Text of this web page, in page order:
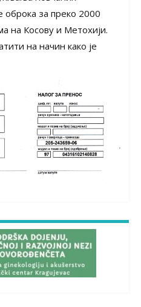
оброка за преко 2000
на Косову и Метохији.
на начин како је